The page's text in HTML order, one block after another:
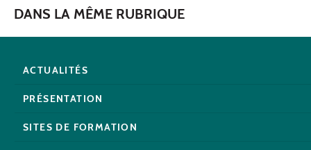
DANS LA MÊME RUBRIQUE
ACTUALITÉS
PRÉSENTATION
SITES DE FORMATION